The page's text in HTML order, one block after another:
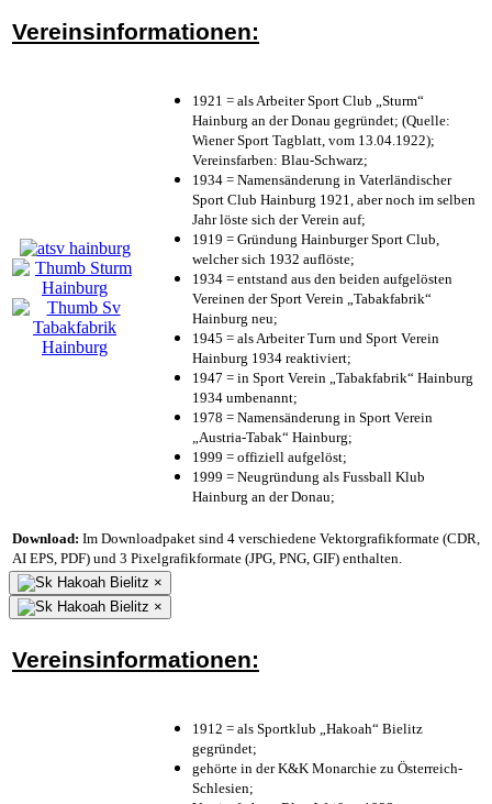
Vereinsinformationen:
1921 = als Arbeiter Sport Club „Sturm“
Hainburg an der Donau gegründet; (Quelle:
Wiener Sport Tagblatt, vom 13.04.1922);
Vereinsfarben: Blau-Schwarz;
1934 = Namensänderung in Vaterländischer
Sport Club Hainburg 1921, aber noch im selben
Jahr löste sich der Verein auf;
1919 = Gründung Hainburger Sport Club,
welcher sich 1932 auflöste;
1934 = entstand aus den beiden aufgelösten
Vereinen der Sport Verein „Tabakfabrik“
Hainburg neu;
1945 = als Arbeiter Turn und Sport Verein
Hainburg 1934 reaktiviert;
1947 = in Sport Verein „Tabakfabrik“ Hainburg
1934 umbenannt;
1978 = Namensänderung in Sport Verein
„Austria-Tabak“ Hainburg;
1999 = offiziell aufgelöst;
1999 = Neugründung als Fussball Klub
Hainburg an der Donau;
Download: Im Downloadpaket sind 4 verschiedene Vektorgrafikformate (CDR,
AI EPS, PDF) und 3 Pixelgrafikformate (JPG, PNG, GIF) enthalten.
×
×
Vereinsinformationen:
1912 = als Sportklub „Hakoah“ Bielitz
gegründet;
gehörte in der K&K Monarchie zu Österreich-
Schlesien;